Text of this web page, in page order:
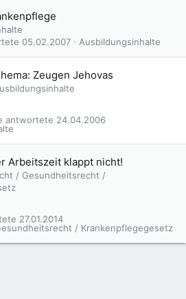
Ausbildungsinhalte
05.02.2007
Zeugen Jehovas
24.04.2006
Arbeitszeit klappt nicht!
/ Gesundheitsrecht /
/ Krankenpflegegesetz
27.01.2014